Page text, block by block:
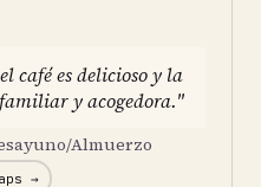
café es delicioso y la
y acogedora."
Almuerzo
→